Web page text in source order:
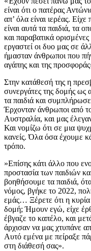
είναι ότι ο πατέρας
απ’ όλα είναι ιερέας.
είναι αυτά τα παιδιά, τα
και παραβατικά
εργαστεί οι δυο μας σε
ήμασταν άνθρωποι που
αγάπης και της
Στην κατάθεσή της η
συνεργάτες της δομής ως
τα παιδιά και
Έρχονταν άνθρωποι από
Αυστραλία, και μας
Και νομίζω ότι σε μια
κανείς. Όλα όσα έχουμε
τρόπο.
»Επίσης κάτι άλλο που
προστασία των παιδιών
βοηθήσουμε τα παιδιά,
νόμος, βγήκε το 2022,
εμάς… Ξέρετε ότι η
δομή; Ήμουν εγώ, είχε
έβγαζε το καπέλο, και
άρχισαν να μας χτυπάνε
Αυτό εμένα με πείραξε
στη διάθεσή σας».